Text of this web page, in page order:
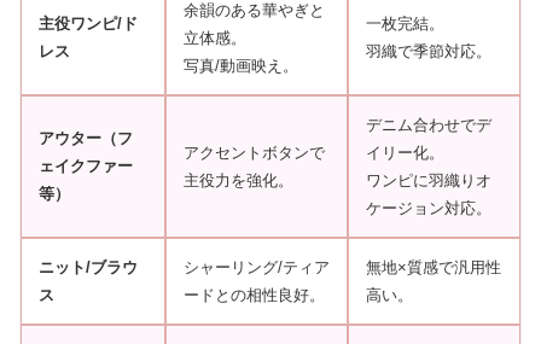
主役ワンピ/ド
レス
余韻のある華やぎと
立体感。
写真/動画映え。
一枚完結。
羽織で季節対応。
アウター（フ
ェイクファー
等）
アクセントボタンで
主役力を強化。
デニム合わせでデ
イリー化。
ワンピに羽織りオ
ケージョン対応。
ニット/ブラウ
ス
シャーリング/ティア
ードとの相性良好。
無地×質感で汎用性
高い。